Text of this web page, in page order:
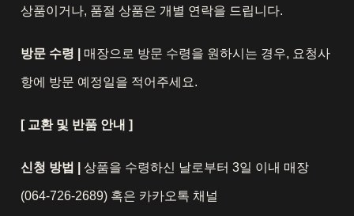
상품이거나, 품절 상품은 개별 연락을 드립니다.
방문 수령 | 매장으로 방문 수령을 원하시는 경우, 요청사
항에 방문 예정일을 적어주세요.
[ 교환 및 반품 안내 ]
신청 방법 | 상품을 수령하신 날로부터 3일 이내 매장
(064-726-2689) 혹은 카카오톡 채널